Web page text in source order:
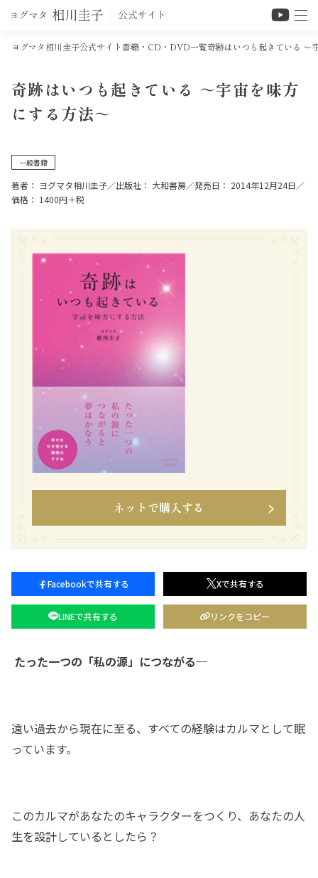
ヨグマタ相川圭子公式サイト書籍・CD・DVD一覧奇跡はいつも起きている ～
奇跡はいつも起きている ～宇宙を味方
にする方法～
一般書籍
著者： ヨグマタ相川圭子／出版社： 大和書房／発売日： 2014年12月24日／
価格： 1400円＋税
ネットで購入する
Facebookで共有する Xで共有する
LINEで共有する リンクをコピー
たった一つの「私の源」につながる─
遠い過去から現在に至る、すべての経験はカルマとして眠
っています。
このカルマがあなたのキャラクターをつくり、あなたの人
生を設計しているとしたら？